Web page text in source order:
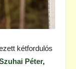
kétfordulós
Péter,